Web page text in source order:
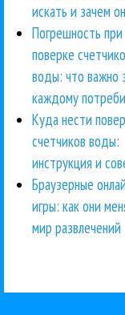
искать и зачем
Погрешность при
поверке
воды: что важно
каждому
Куда нести
счетчиков воды:
инструкция и
Браузерные
игры: как они
мир развлечений